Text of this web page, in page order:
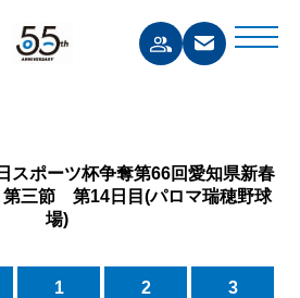
ポーツ杯争奪第66回愛知県新春
三節 第14日目(パロマ瑞穂野球
場)
1 2 3